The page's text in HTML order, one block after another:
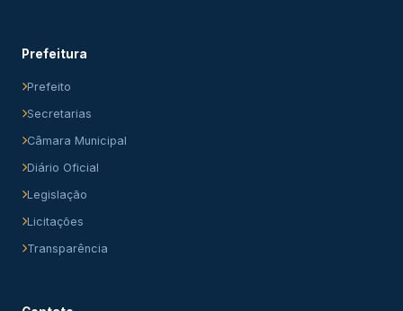
Prefeitura
Prefeito
Secretarias
Câmara Municipal
Diário Oficial
Legislação
Licitações
Transparência